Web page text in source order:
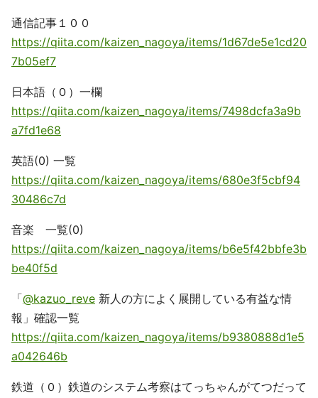
通信記事１００
https://qiita.com/kaizen_nagoya/items/1d67de5e1cd20
7b05ef7
日本語（０）一欄
https://qiita.com/kaizen_nagoya/items/7498dcfa3a9b
a7fd1e68
英語(0) 一覧
https://qiita.com/kaizen_nagoya/items/680e3f5cbf94
30486c7d
音楽 一覧(0)
https://qiita.com/kaizen_nagoya/items/b6e5f42bbfe3b
be40f5d
「@kazuo_reve 新人の方によく展開している有益な情
報」確認一覧
https://qiita.com/kaizen_nagoya/items/b9380888d1e5
a042646b
鉄道（０）鉄道のシステム考察はてっちゃんがてつだって